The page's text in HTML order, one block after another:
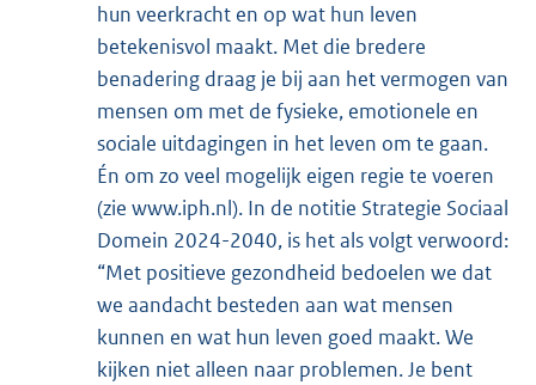
hun veerkracht en op wat hun leven
betekenisvol maakt. Met die bredere
benadering draag je bij aan het vermogen van
mensen om met de fysieke, emotionele en
sociale uitdagingen in het leven om te gaan.
Én om zo veel mogelijk eigen regie te voeren
(zie www.iph.nl). In de notitie Strategie Sociaal
Domein 2024-2040, is het als volgt verwoord:
“Met positieve gezondheid bedoelen we dat
we aandacht besteden aan wat mensen
kunnen en wat hun leven goed maakt. We
kijken niet alleen naar problemen. Je bent